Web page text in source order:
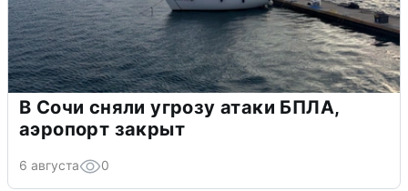
В Сочи сняли угрозу атаки БПЛА,
аэропорт закрыт
6 августа 0